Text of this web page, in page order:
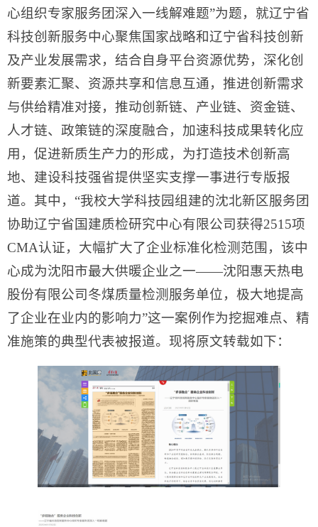
心组织专家服务团深入一线解难题”为题，就辽宁省
科技创新服务中心聚焦国家战略和辽宁省科技创新
及产业发展需求，结合自身平台资源优势，深化创
新要素汇聚、资源共享和信息互通，推进创新需求
与供给精准对接，推动创新链、产业链、资金链、
人才链、政策链的深度融合，加速科技成果转化应
用，促进新质生产力的形成，为打造技术创新高
地、建设科技强省提供坚实支撑一事进行专版报
道。其中，“我校大学科技园组建的沈北新区服务团
协助辽宁省国建质检研究中心有限公司获得2515项
CMA认证，大幅扩大了企业标准化检测范围，该中
心成为沈阳市最大供暖企业之一——沈阳惠天热电
股份有限公司冬煤质量检测服务单位，极大地提高
了企业在业内的影响力”这一案例作为挖掘难点、精
准施策的典型代表被报道。现将原文转载如下：